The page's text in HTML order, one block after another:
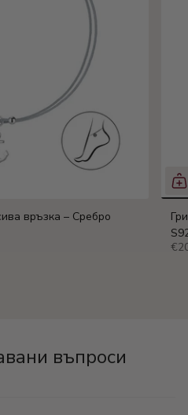
връзка – Сребро
въпроси